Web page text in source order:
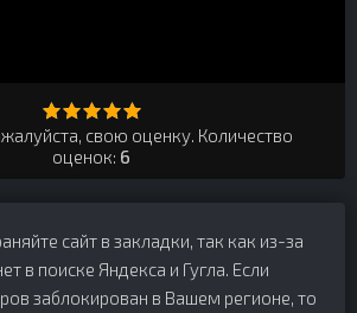
свою оценку. Количество
оценок: 6
сайт в закладки, так как из-за
в поиске Яндекса и Гугла. Если
заблокирован в Вашем регионе, то